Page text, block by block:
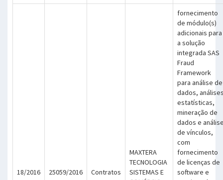
18/2016 25059/2016 Contratos
MAXTERA
TECNOLOGIA
SISTEMAS E
fornecimento
de módulo(s)
adicionais para
a solução
integrada SAS
Fraud
Framework
para análise de
dados,
estatísticas,
mineração de
dados e
de vínculos,
com
fornecimento
de licenças de
software e